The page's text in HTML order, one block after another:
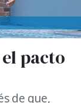
pacto
de que,